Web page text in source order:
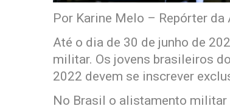
Por Karine Melo – Repórter da
Até o dia de 30 de junho de
militar. Os jovens brasileiros
2022 devem se inscrever
No Brasil o alistamento militar